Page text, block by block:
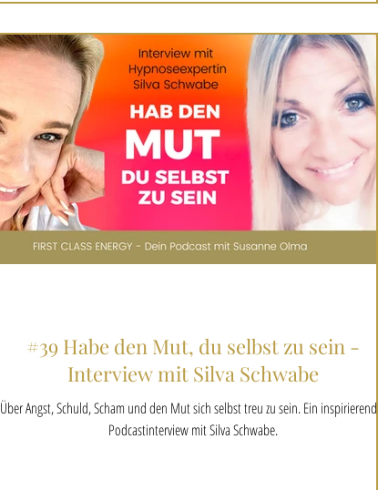
#39 Habe den Mut, du selbst zu sein -
Interview mit Silva Schwabe
Über Angst, Schuld, Scham und den Mut sich selbst treu zu sein. Ein inspirierendes
Podcastinterview mit Silva Schwabe.